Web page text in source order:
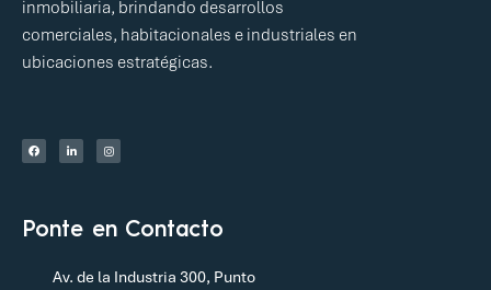
inmobiliaria, brindando desarrollos
comerciales, habitacionales e industriales en
ubicaciones estratégicas.
Ponte en Contacto
Av. de la Industria 300, Punto